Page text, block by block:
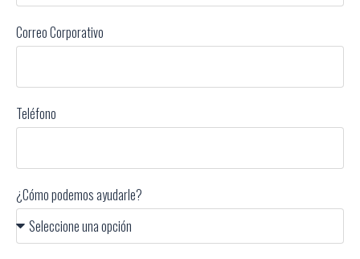
Correo Corporativo
Teléfono
¿Cómo podemos ayudarle?